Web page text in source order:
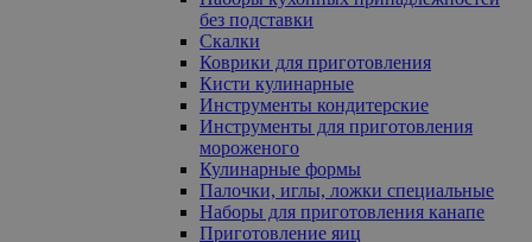
без подставки
Скалки
Коврики для приготовления
Кисти кулинарные
Инструменты кондитерские
Инструменты для приготовления
мороженого
Кулинарные формы
Палочки, иглы, ложки специальные
Наборы для приготовления канапе
Приготовление яиц